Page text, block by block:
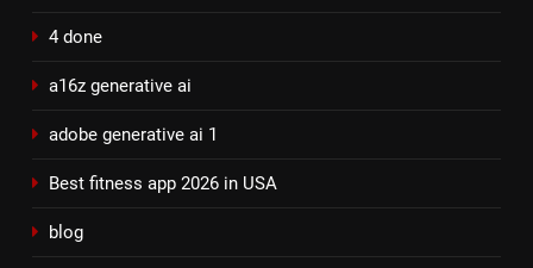
4 done
a16z generative ai
adobe generative ai 1
Best fitness app 2026 in USA
blog